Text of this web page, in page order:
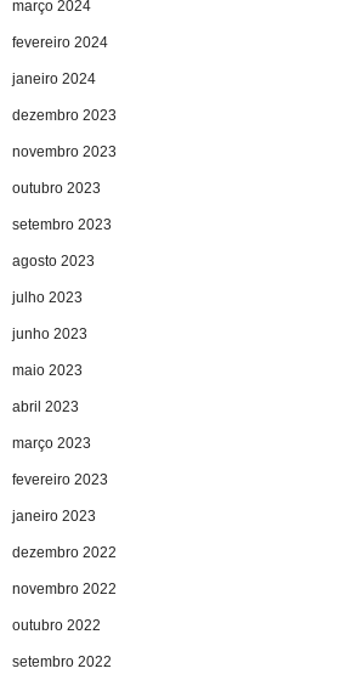
março 2024
fevereiro 2024
janeiro 2024
dezembro 2023
novembro 2023
outubro 2023
setembro 2023
agosto 2023
julho 2023
junho 2023
maio 2023
abril 2023
março 2023
fevereiro 2023
janeiro 2023
dezembro 2022
novembro 2022
outubro 2022
setembro 2022